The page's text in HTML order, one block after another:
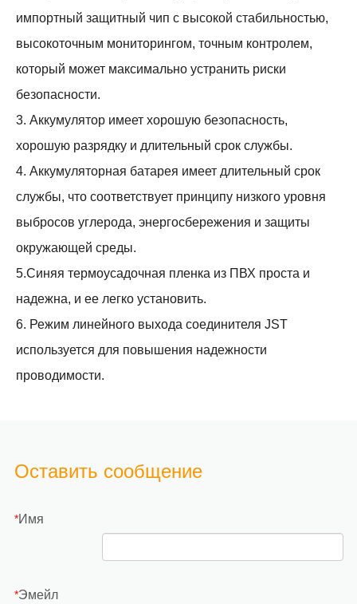
импортный защитный чип с высокой стабильностью,
высокоточным мониторингом, точным контролем,
который может максимально устранить риски
безопасности.
3. Аккумулятор имеет хорошую безопасность,
хорошую разрядку и длительный срок службы.
4. Аккумуляторная батарея имеет длительный срок
службы, что соответствует принципу низкого уровня
выбросов углерода, энергосбережения и защиты
окружающей среды.
5.Синяя термоусадочная пленка из ПВХ проста и
надежна, и ее легко установить.
6. Режим линейного выхода соединителя JST
используется для повышения надежности
проводимости.
Оставить сообщение
*Имя
*Эмейл